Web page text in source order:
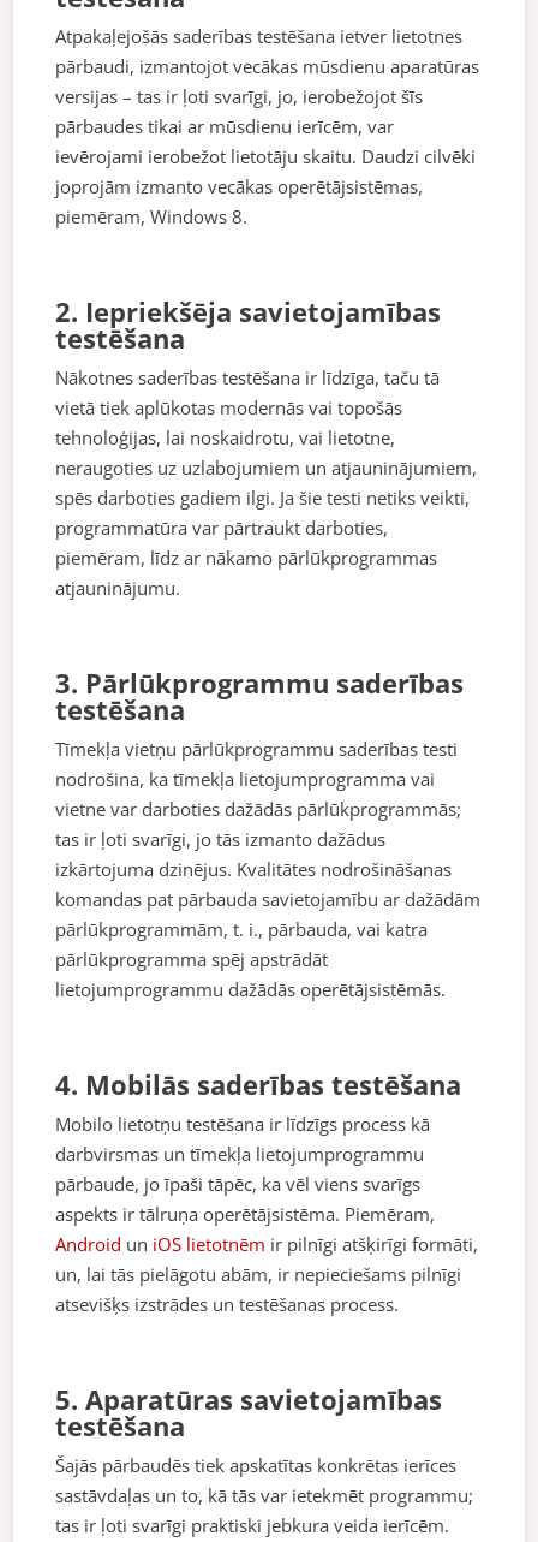
Atpakaļejošās saderības testēšana ietver lietotnes
pārbaudi, izmantojot vecākas mūsdienu aparatūras
versijas – tas ir ļoti svarīgi, jo, ierobežojot šīs
pārbaudes tikai ar mūsdienu ierīcēm, var
ievērojami ierobežot lietotāju skaitu. Daudzi cilvēki
joprojām izmanto vecākas operētājsistēmas,
piemēram, Windows 8.
2. Iepriekšēja savietojamības
testēšana
Nākotnes saderības testēšana ir līdzīga, taču tā
vietā tiek aplūkotas modernās vai topošās
tehnoloģijas, lai noskaidrotu, vai lietotne,
neraugoties uz uzlabojumiem un atjauninājumiem,
spēs darboties gadiem ilgi. Ja šie testi netiks veikti,
programmatūra var pārtraukt darboties,
piemēram, līdz ar nākamo pārlūkprogrammas
atjauninājumu.
3. Pārlūkprogrammu saderības
testēšana
Tīmekļa vietņu pārlūkprogrammu saderības testi
nodrošina, ka tīmekļa lietojumprogramma vai
vietne var darboties dažādās pārlūkprogrammās;
tas ir ļoti svarīgi, jo tās izmanto dažādus
izkārtojuma dzinējus. Kvalitātes nodrošināšanas
komandas pat pārbauda savietojamību ar dažādām
pārlūkprogrammām, t. i., pārbauda, vai katra
pārlūkprogramma spēj apstrādāt
lietojumprogrammu dažādās operētājsistēmās.
4. Mobilās saderības testēšana
Mobilo lietotņu testēšana ir līdzīgs process kā
darbvirsmas un tīmekļa lietojumprogrammu
pārbaude, jo īpaši tāpēc, ka vēl viens svarīgs
aspekts ir tālruņa operētājsistēma. Piemēram,
Android un iOS lietotnēm ir pilnīgi atšķirīgi formāti,
un, lai tās pielāgotu abām, ir nepieciešams pilnīgi
atsevišķs izstrādes un testēšanas process.
5. Aparatūras savietojamības
testēšana
Šajās pārbaudēs tiek apskatītas konkrētas ierīces
sastāvdaļas un to, kā tās var ietekmēt programmu;
tas ir ļoti svarīgi praktiski jebkura veida ierīcēm.